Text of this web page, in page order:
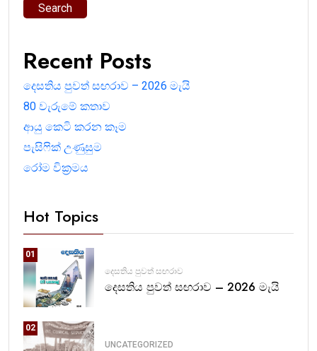
Search
Recent Posts
දෙසතිය පුවත් සඟරාව – 2026 මැයි
80 වැරුමේ කතාව
ආයු කෙටි කරන කෑම
පැසිෆික් උණුසුම
රෝම වික්‍රමය
Hot Topics
01
දෙසතිය පුවත් සඟරාව
දෙසතිය පුවත් සඟරාව – 2026 මැයි
02
UNCATEGORIZED